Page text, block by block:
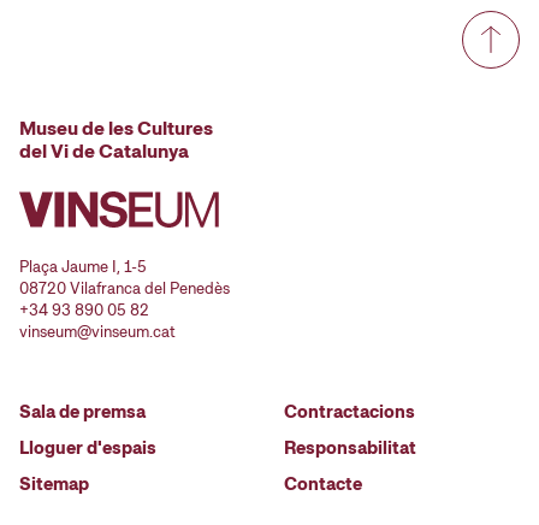
Museu de les Cultures
del Vi de Catalunya
Plaça Jaume I, 1-5
08720 Vilafranca del Penedès
+34 93 890 05 82
vinseum@vinseum.cat
Sala de premsa
Lloguer d'espais
Sitemap
Contractacions
Responsabilitat
Contacte